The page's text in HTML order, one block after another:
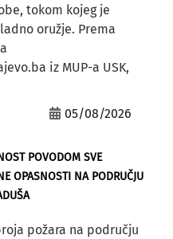
tokom kojeg je
oružje. Prema
iz MUP-a USK,
05/08/2026
POVODOM SVE
OPASNOSTI NA PODRUČJU
požara na području